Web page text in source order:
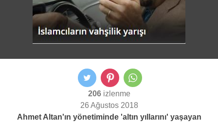
206izlenme
26 Ağustos 2018
Ahmet Altan'ın yönetiminde 'altın yıllarını' yaşayan